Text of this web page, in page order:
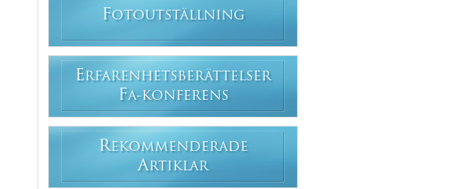
FOTOUTSTÄLLNING
ERFARENHETSBERÄTTELSER
FA-KONFERENS
REKOMMENDERADE
ARTIKLAR